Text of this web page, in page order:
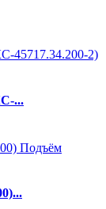
...